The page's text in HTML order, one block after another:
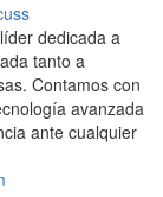
dedicada a
tanto a
Contamos con
avanzada
ante cualquier